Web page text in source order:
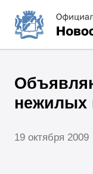
нежилых
19 октября 2009